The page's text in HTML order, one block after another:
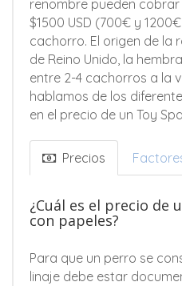
renombre pueden
$1500 USD (700€ y
cachorro. El origen de la
de Reino Unido, la
entre 2-4 cachorros a la
hablamos de los
en el precio de un Toy
Precios
¿Cuál es el precio de
con papeles?
Para que un perro se
linaje debe estar